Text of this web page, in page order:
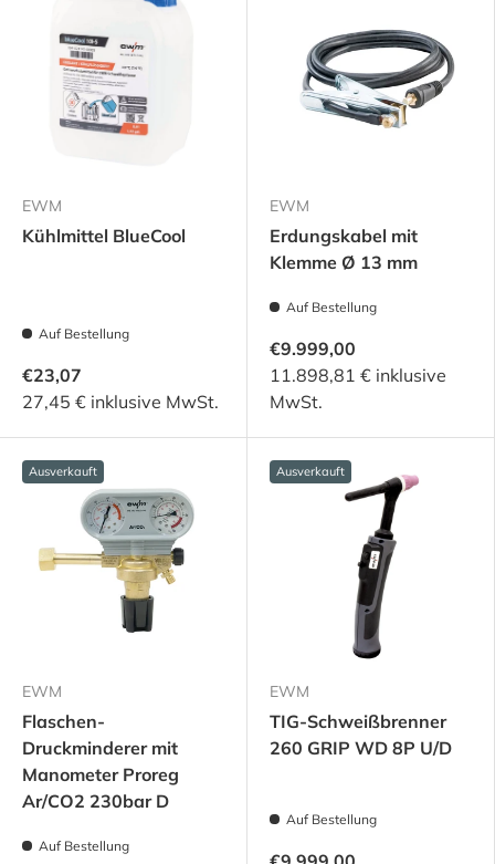
EWM
Kühlmittel BlueCool
Auf Bestellung
€23,07
27,45 € inklusive MwSt.
EWM
Erdungskabel mit
Klemme Ø 13 mm
Auf Bestellung
€9.999,00
11.898,81 € inklusive
MwSt.
Ausverkauft
EWM
Flaschen-
Druckminderer mit
Manometer Proreg
Ar/CO2 230bar D
Auf Bestellung
Ausverkauft
EWM
TIG-Schweißbrenner
260 GRIP WD 8P U/D
Auf Bestellung